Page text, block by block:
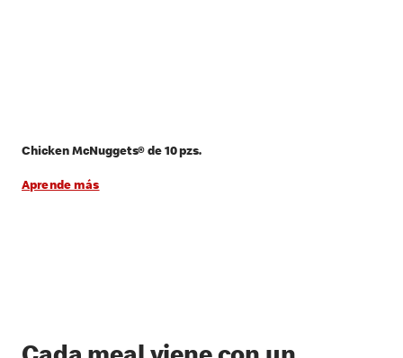
Chicken McNuggets® de 10 pzs.
Aprende más